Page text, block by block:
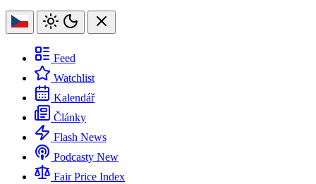
Feed
Watchlist
Kalendář
Články
Flash News
Podcasty New
Fair Price Index